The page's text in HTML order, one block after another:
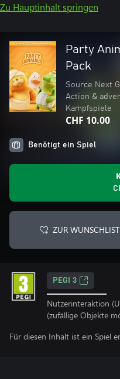
Zu Hauptinhalt springen
Party
Pack
Source Next
Action &
Kampfspiele
CHF 10.00
Benötigt ein Spiel
ZUR
PEGI 3
Nutzerinteraktion
(zufällige Objekte
Für diesen Inhalt ist ein Spiel